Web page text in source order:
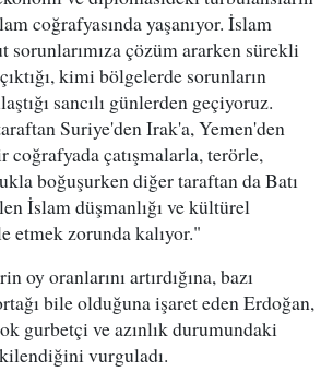
coğrafyasında yaşanıyor. İslam
sorunlarımıza çözüm ararken sürekli
kimi bölgelerde sorunların
sancılı günlerden geçiyoruz.
Suriye'den Irak'a, Yemen'den
coğrafyada çatışmalarla, terörle,
boğuşurken diğer taraftan da Batı
İslam düşmanlığı ve kültürel
etmek zorunda kalıyor."
oy oranlarını artırdığına, bazı
bile olduğuna işaret eden Erdoğan,
gurbetçi ve azınlık durumundaki
vurguladı.